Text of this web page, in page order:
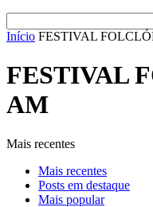
Início FESTIVAL
FESTIVAL
AM
Mais recentes
Mais recentes
Posts em destaque
Mais popular